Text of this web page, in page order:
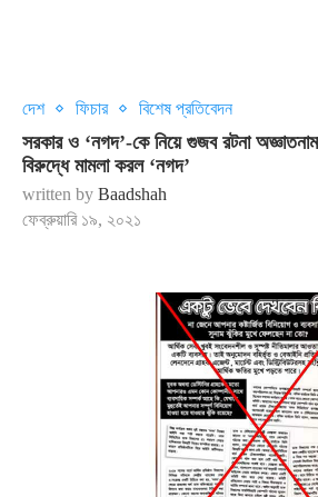
দেশ ফিচার বিশেষ প্রতিবেদন
সরকার ও ‘নগদ’-কে নিয়ে গুজব রটনা
বিরুদ্ধে মামলা করল ‘নগদ’
written by Baadshah
ফেব্রুয়ারি ১৯, ২০২১